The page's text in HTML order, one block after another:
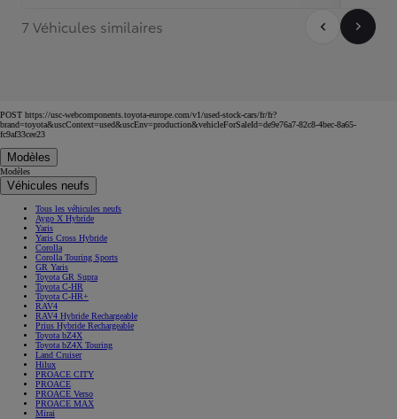
7 Véhicules similaires
POST https://usc-webcomponents.toyota-europe.com/v1/used-stock-cars/fr/fr?
brand=toyota&uscContext=used&uscEnv=production&vehicleForSaleId=de9e76a7-82c8-4bec-8a65-
fc9af33cee23
Modèles
Modèles
Véhicules neufs
Tous les véhicules neufs
Aygo X Hybride
Yaris
Yaris Cross Hybride
Corolla
Corolla Touring Sports
GR Yaris
Toyota GR Supra
Toyota C-HR
Toyota C-HR+
RAV4
RAV4 Hybride Rechargeable
Prius Hybride Rechargeable
Toyota bZ4X
Toyota bZ4X Touring
Land Cruiser
Hilux
PROACE CITY
PROACE
PROACE Verso
PROACE MAX
Mirai